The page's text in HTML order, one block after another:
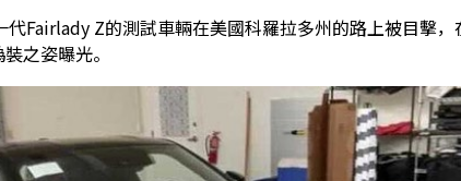
代Fairlady Z的測試車輛在美國科羅拉多州的路上被目擊
之姿曝光。